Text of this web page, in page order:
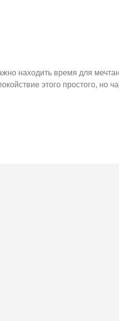
находить время для
этого простого, но